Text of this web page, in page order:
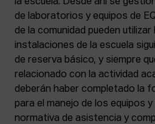
de laboratorios y equipos de
de la comunidad pueden utilizar
instalaciones de la escuela
de reserva básico, y siempre
relacionado con la actividad
deberán haber completado la
para el manejo de los equipos y
normativa de asistencia y